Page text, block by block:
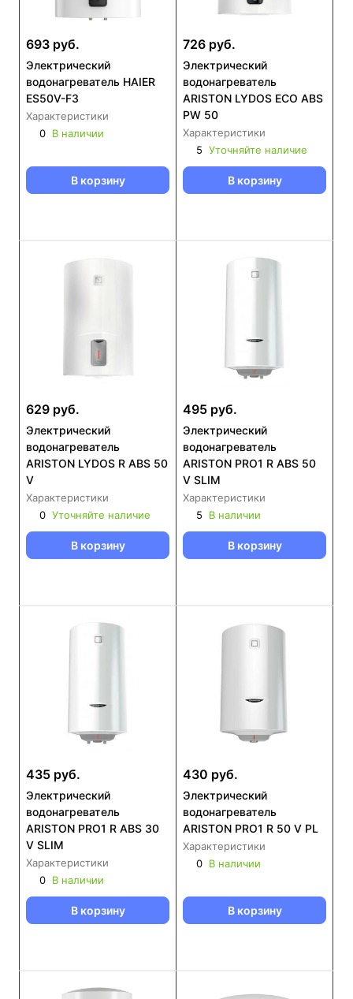
693 руб.
Электрический
водонагреватель HAIER
ES50V-F3
Характеристики
0 В наличии
В корзину
726 руб.
Электрический
водонагреватель
ARISTON LYDOS ECO ABS
PW 50
Характеристики
5 Уточняйте наличие
В корзину
629 руб.
Электрический
водонагреватель
ARISTON LYDOS R ABS 50
V
Характеристики
0 Уточняйте наличие
В корзину
495 руб.
Электрический
водонагреватель
ARISTON PRO1 R ABS 50
V SLIM
Характеристики
5
В наличии
В корзину
435 руб.
Электрический
водонагреватель
ARISTON PRO1 R ABS 30
V SLIM
Характеристики
0 В наличии
В корзину
430 руб.
Электрический
водонагреватель
ARISTON PRO1 R 50 V PL
Характеристики
0 В наличии
В корзину